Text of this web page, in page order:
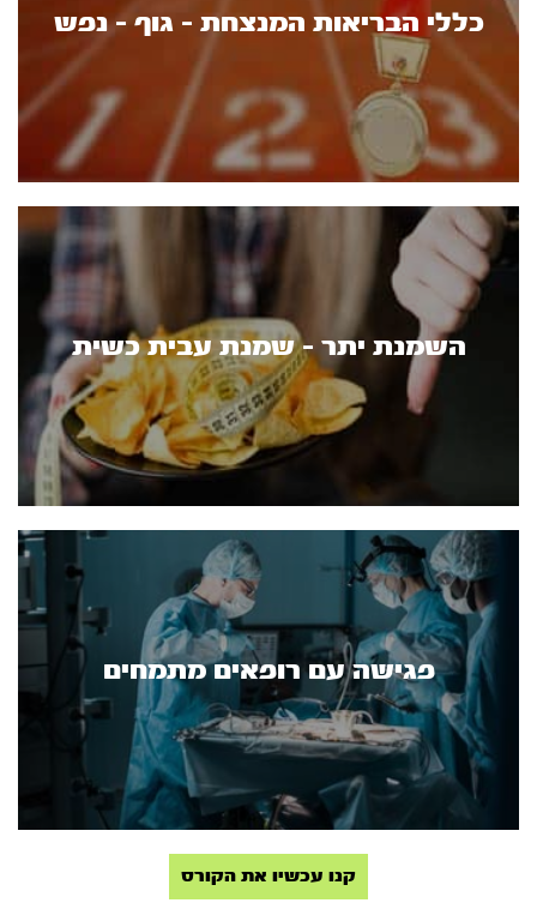
כללי הבריאות המנצחת - גוף - נפש
השמנת יתר - שמנת עבית כשית
פגישה עם רופאים מתמחים
קנו עכשיו את הקורס